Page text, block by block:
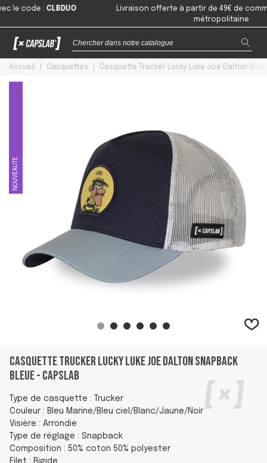
code:CLBDUO
Livraison offerte à partir de 49€ de
métropolitaine
Accueil Casquettes Casquette Trucker Lucky Luke Joe Dalton
NOUVEAUTE
Casquette Trucker Lucky Luke Joe Dalton Snapback
Bleue - Capslab
Type de casquette : Trucker
Couleur : Bleu Marine/Bleu ciel/Blanc/Jaune/Noir
Visière : Arrondie
Type de réglage : Snapback
Composition : 50% coton 50% polyester